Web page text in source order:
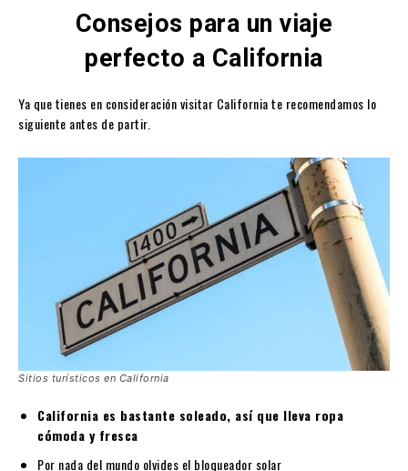
Consejos para un viaje
perfecto a California
Ya que tienes en consideración visitar California te recomendamos lo
siguiente antes de partir.
Sitios turísticos en California
California es bastante soleado, así que lleva ropa
cómoda y fresca
Por nada del mundo olvides el bloqueador solar